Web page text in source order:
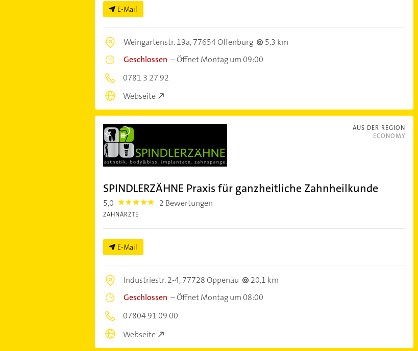
E-Mail
Weingartenstr. 19a,77654 Offenburg
5,3 km
Geschlossen –Öffnet Montag um 09:00
0781 3 27 92
Webseite
AUS DER REGION
ECONOMY
SPINDLERZÄHNE Praxis für ganzheitliche Zahnheilkunde
5,0 5.0 2 Bewertungen
ZAHNÄRZTE
E-Mail
Industriestr. 2-4,77728 Oppenau
20,1 km
Geschlossen –Öffnet Montag um 08:00
07804 91 09 00
Webseite